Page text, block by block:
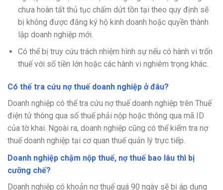
chưa hoàn tất thủ tục chấm dứt tồn tại theo quy định sẽ
bị không được đăng ký hộ kinh doanh hoặc quyền thành
lập doanh nghiệp mới.
Có thể bị truy cứu trách nhiệm hình sự nếu có hành vi trốn
thuế với số tiền lớn hoặc các hành vi nghiêm trọng khác.
Có thể tra cứu nợ thuế doanh nghiệp ở đâu?
Doanh nghiệp có thể tra cứu nợ thuế doanh nghiệp trên Thuế
điện tử thông qua số thuế phải nộp hoặc thông qua mã ID
của tờ khai. Ngoài ra, doanh nghiệp cũng có thể kiểm tra nợ
thuế doanh nghiệp tại cơ quan thuế quản lý trực tiếp.
Doanh nghiệp chậm nộp thuế, nợ thuế bao lâu thì bị
cưỡng chế?
Doanh nghiệp có khoản nợ thuế quá 90 ngày sẽ bị áp dụng